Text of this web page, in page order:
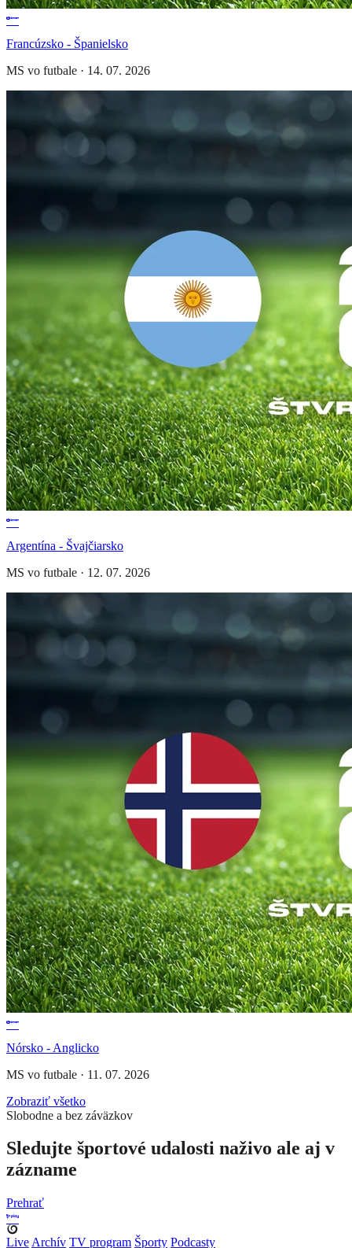
Francúzsko - Španielsko
MS vo futbale · 14. 07. 2026
Argentína - Švajčiarsko
MS vo futbale · 12. 07. 2026
Nórsko - Anglicko
MS vo futbale · 11. 07. 2026
Zobraziť všetko
Slobodne a bez záväzkov
Sledujte športové udalosti naživo ale aj v
zázname
Prehrať
Live Archív TV program Športy Podcasty